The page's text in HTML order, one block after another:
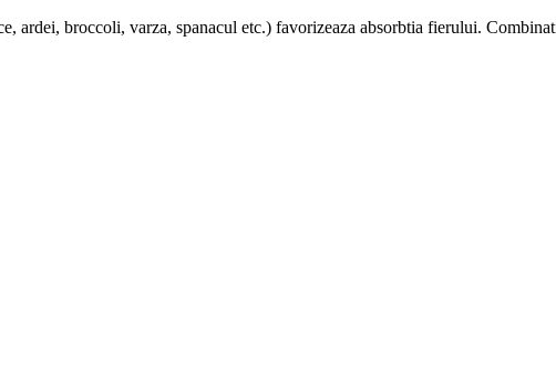
ardei, broccoli, varza, spanacul etc.) favorizeaza absorbtia fierului.